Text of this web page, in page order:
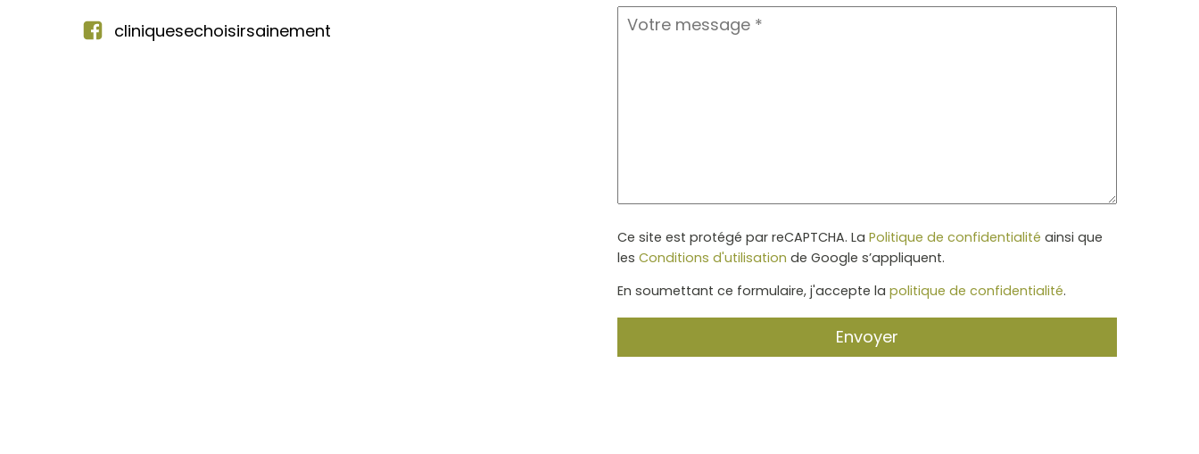
cliniquesechoisirsainement
Ce site est protégé par reCAPTCHA. La Politique de confidentialité ainsi que
les Conditions d'utilisation de Google s’appliquent.
En soumettant ce formulaire, j'accepte la politique de confidentialité.